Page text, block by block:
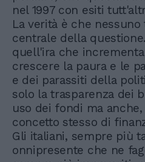
nel 1997 con esiti
La verità è che
centrale della
quell'ira che
crescere la paura e le
e dei parassiti della
solo la trasparenza dei
uso dei fondi ma
concetto stesso di
Gli italiani, sempre più
onnipresente che ne